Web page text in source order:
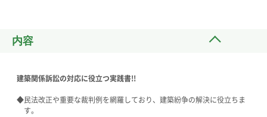
内容
建築関係訴訟の対応に役立つ実践書!!
◆民法改正や重要な裁判例を網羅しており、建築紛争の解決に役立ちま
す。